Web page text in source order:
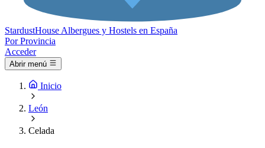
StardustHouse Albergues y Hostels en España
Por Provincia
Acceder
Abrir menú
Inicio
León
Celada